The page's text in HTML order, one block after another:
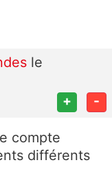
le
+ -
compte
différents